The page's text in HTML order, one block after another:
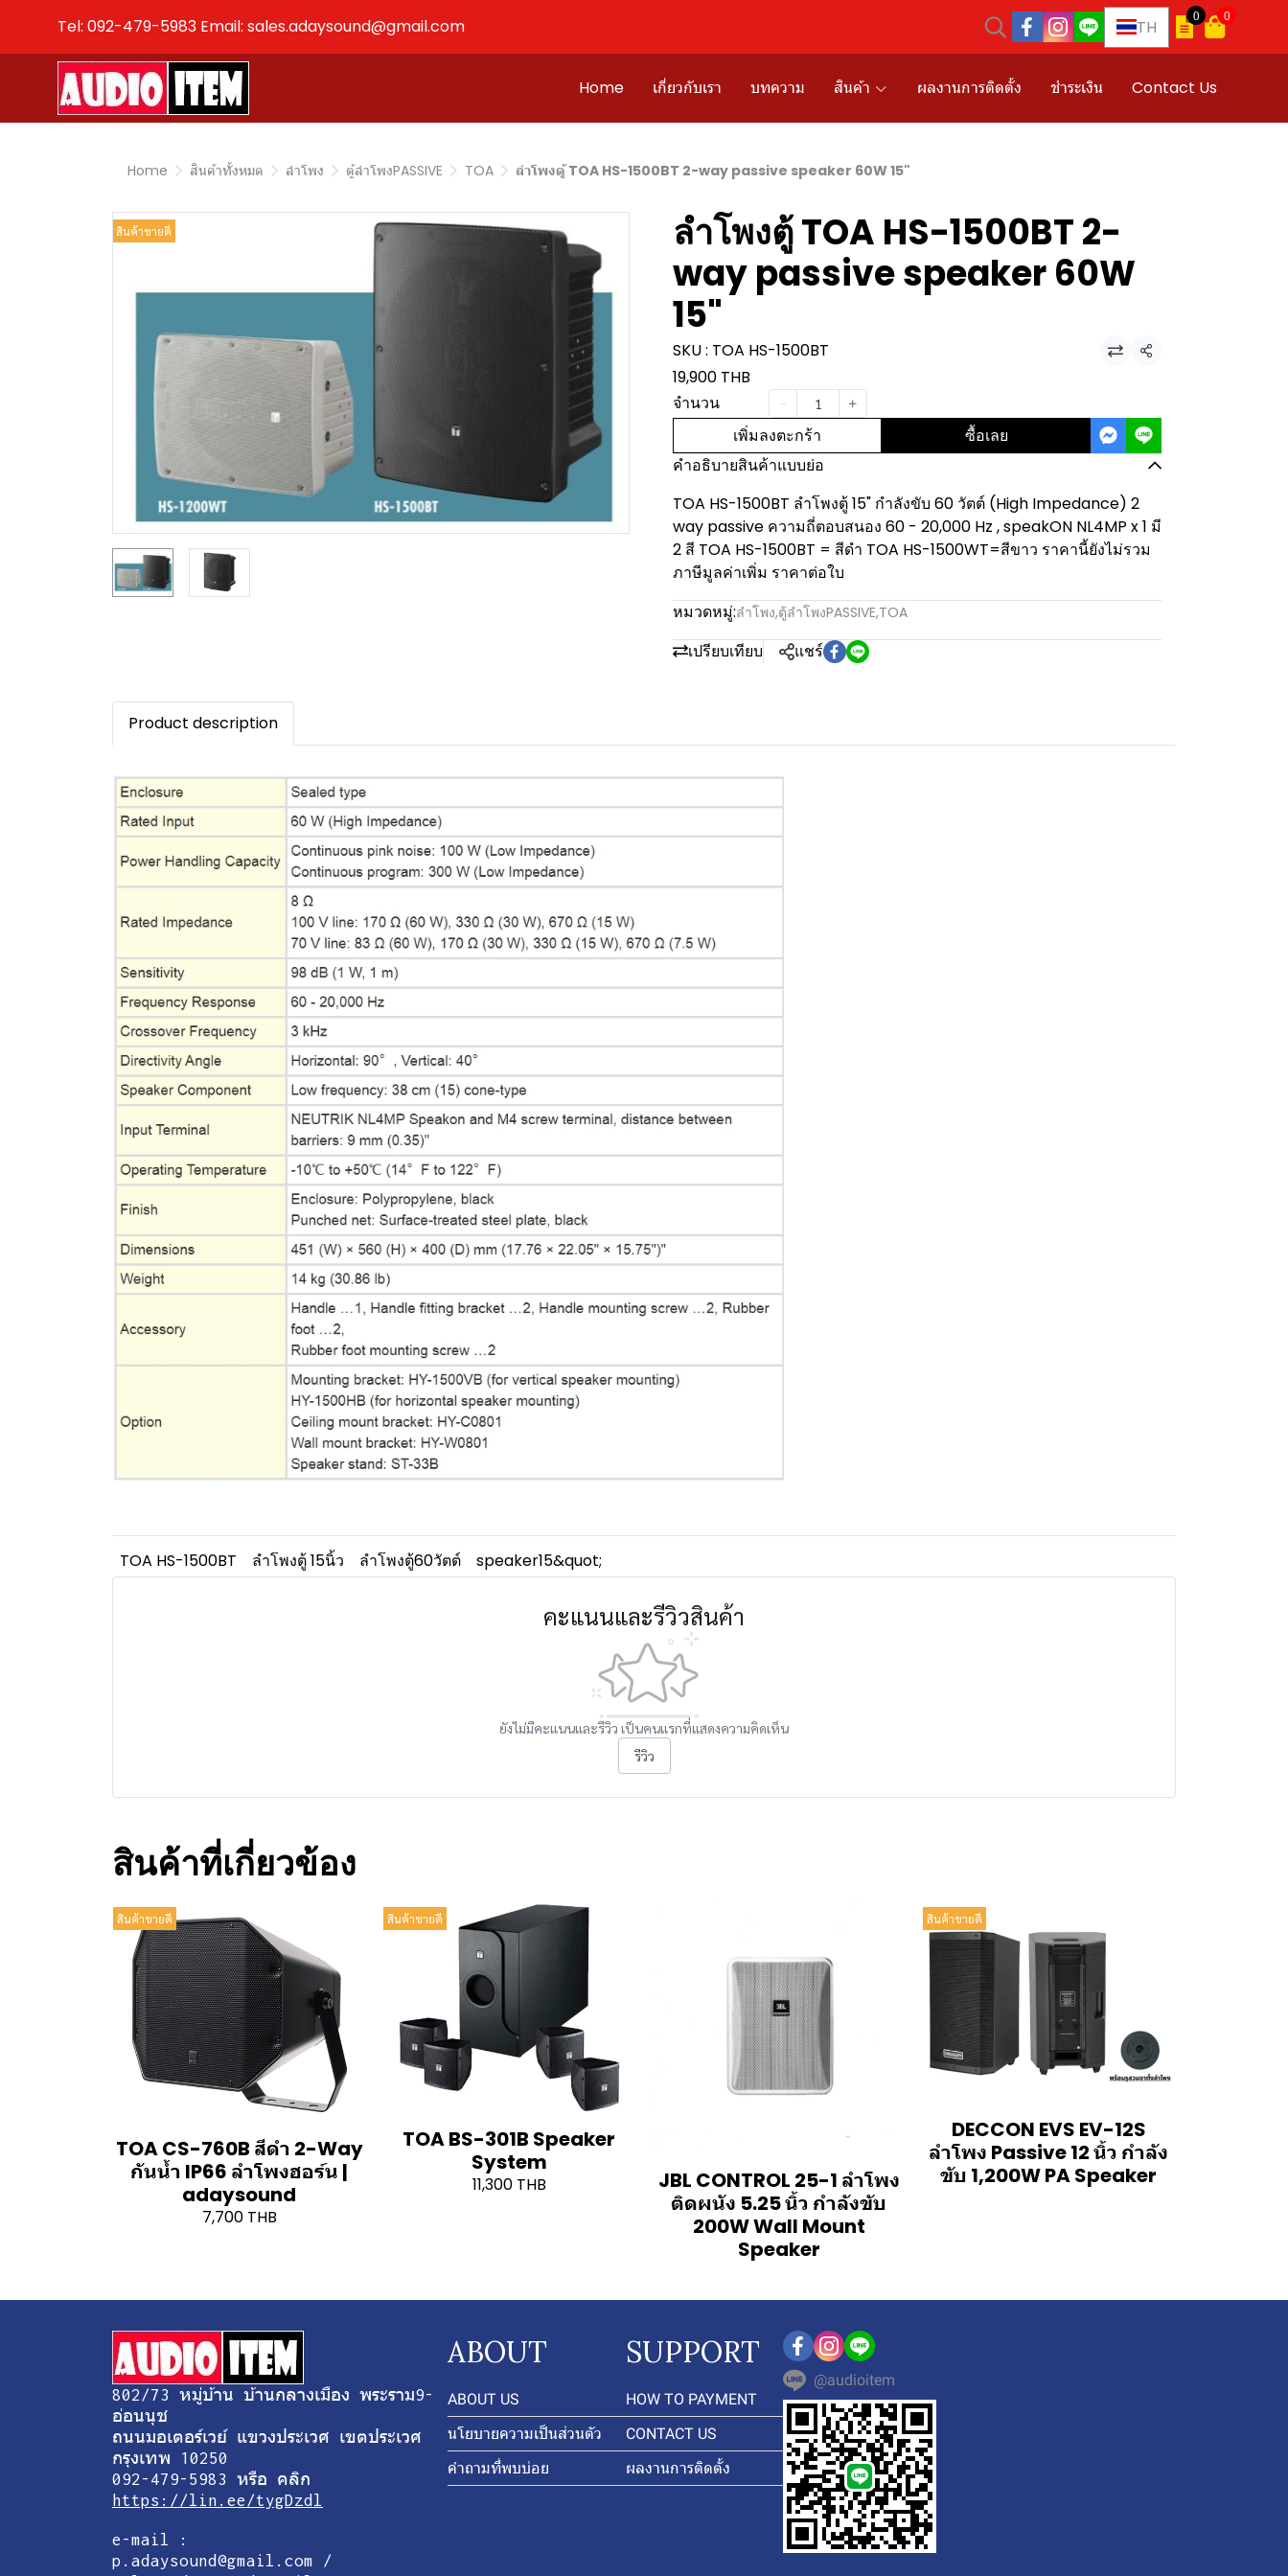
Tel: 092-479-5983 Email: sales.adaysound@gmail.com TH
0 0
Home เกี่ยวกับเรา บทความ สินค้า ผลงานการติดตั้ง ชำระเงิน Contact Us
Home สินค้าทั้งหมด ลำโพง ตู้ลำโพงPASSIVE TOA ลำโพงตู้ TOA HS-1500BT 2-way passive speaker 60W 15"
สินค้าขายดี
ลำโพงตู้ TOA HS-1500BT 2-
way passive speaker 60W
15"
SKU : TOA HS-1500BT แชร์
19,900 THB
จำนวน
เพิ่มลงตะกร้า ซื้อเลย
คำอธิบายสินค้าแบบย่อ
TOA HS-1500BT ลำโพงตู้ 15" กำลังขับ 60 วัตต์ (High Impedance) 2
way passive ความถี่ตอบสนอง 60 - 20,000 Hz , speakON NL4MP x 1 มี
2 สี TOA HS-1500BT = สีดำ TOA HS-1500WT=สีขาว ราคานี้ยังไม่รวม
ภาษีมูลค่าเพิ่ม ราคาต่อใบ
หมวดหมู่:ลำโพง,ตู้ลำโพงPASSIVE,TOA
เปรียบเทียบ แชร์
Product description
TOA HS-1500BT ลำโพงตู้ 15นิ้ว ลำโพงตู้60วัตต์ speaker15&quot;
คะแนนและรีวิวสินค้า
ยังไม่มีคะแนนและรีวิว เป็นคนแรกที่แสดงความคิดเห็น
รีวิว
สินค้าที่เกี่ยวข้อง
สินค้าขายดี
TOA CS-760B สีดำ 2-Way
กันน้ำ IP66 ลำโพงฮอร์น |
adaysound
7,700 THB
สินค้าขายดี
TOA BS-301B Speaker
System
11,300 THB
JBL CONTROL 25-1 ลำโพง
ติดผนัง 5.25 นิ้ว กำลังขับ
200W Wall Mount
Speaker
สินค้าขายดี
DECCON EVS EV-12S
ลำโพง Passive 12 นิ้ว กำลัง
ขับ 1,200W PA Speaker
802/73 หมู่บ้าน บ้านกลางเมือง พระราม9-
อ่อนนุช
ถนนมอเตอร์เวย์ แขวงประเวศ เขตประเวศ
กรุงเทพ 10250
092-479-5983 หรือ คลิก
https://lin.ee/tygDzdl
e-mail :
p.adaysound@gmail.com /
ABOUT
ABOUT US
นโยบายความเป็นส่วนตัว
คำถามที่พบบ่อย
SUPPORT
HOW TO PAYMENT
CONTACT US
ผลงานการติดตั้ง
@audioitem